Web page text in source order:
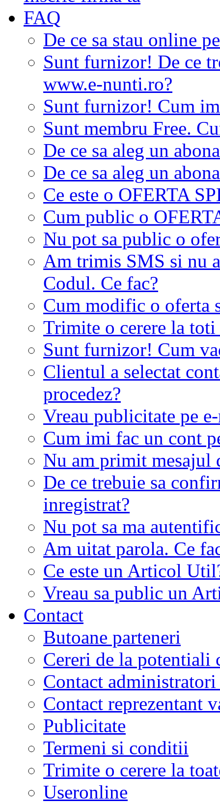
FAQ
De ce sa stau online
Sunt furnizor! De ce
www.e-nunti.ro?
Sunt furnizor! Cum
Sunt membru Free.
De ce sa aleg un
De ce sa aleg un
Ce este o OFERTA
Cum public o
Nu pot sa public o
Am trimis SMS si nu
Codul. Ce fac?
Cum modific o oferta
Trimite o cerere la
Sunt furnizor! Cum
Clientul a selectat
procedez?
Vreau publicitate pe
Cum imi fac un cont
Nu am primit mesajul
De ce trebuie sa
inregistrat?
Nu pot sa ma
Am uitat parola. Ce
Ce este un Articol
Vreau sa public un
Contact
Butoane parteneri
Cereri de la potentiali
Contact
Contact reprezentant
Publicitate
Termeni si conditii
Trimite o cerere la
Useronline